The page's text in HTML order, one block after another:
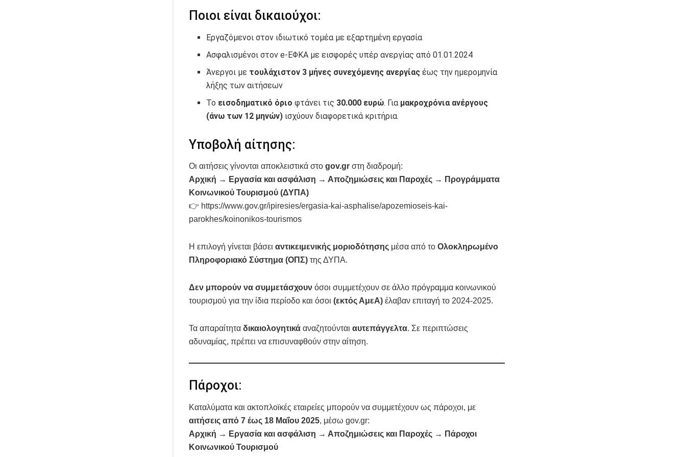
Ποιοι είναι δικαιούχοι:
Εργαζόμενοι στον ιδιωτικό τομέα με εξαρτημένη εργασία
Ασφαλισμένοι στον e-ΕΦΚΑ με εισφορές υπέρ ανεργίας από 01.01.2024
Άνεργοι με τουλάχιστον 3 μήνες συνεχόμενης ανεργίας έως την ημερομηνία
λήξης των αιτήσεων
Το εισοδηματικό όριο φτάνει τις 30.000 ευρώ. Για μακροχρόνια ανέργους
(άνω των 12 μηνών) ισχύουν διαφορετικά κριτήρια.
Υποβολή αίτησης:
Οι αιτήσεις γίνονται αποκλειστικά στο gov.gr στη διαδρομή:
Αρχική → Εργασία και ασφάλιση → Αποζημιώσεις και Παροχές → Προγράμματα
Κοινωνικού Τουρισμού (ΔΥΠΑ)
👉 https://www.gov.gr/ipiresies/ergasia-kai-asphalise/apozemioseis-kai-
parokhes/koinonikos-tourismos
Η επιλογή γίνεται βάσει αντικειμενικής μοριοδότησης μέσα από το Ολοκληρωμένο
Πληροφοριακό Σύστημα (ΟΠΣ) της ΔΥΠΑ.
Δεν μπορούν να συμμετάσχουν όσοι συμμετέχουν σε άλλο πρόγραμμα κοινωνικού
τουρισμού για την ίδια περίοδο και όσοι (εκτός ΑμεΑ) έλαβαν επιταγή το 2024-2025.
Τα απαραίτητα δικαιολογητικά αναζητούνται αυτεπάγγελτα. Σε περιπτώσεις
αδυναμίας, πρέπει να επισυναφθούν στην αίτηση.
Πάροχοι:
Καταλύματα και ακτοπλοϊκές εταιρείες μπορούν να συμμετέχουν ως πάροχοι, με
αιτήσεις από 7 έως 18 Μαΐου 2025, μέσω gov.gr:
Αρχική → Εργασία και ασφάλιση → Αποζημιώσεις και Παροχές → Πάροχοι
Κοινωνικού Τουρισμού